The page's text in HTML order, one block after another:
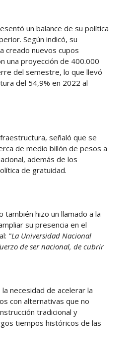
un balance de su política
Según indicó, su
creado nuevos cupos
una proyección de 400.000
del semestre, lo que llevó
del 54,9% en 2022 al
señaló que se
de medio billón de pesos a
además de los
de gratuidad.
también hizo un llamado a la
su presencia en el
"La Universidad Nacional
de ser nacional, de cubrir
necesidad de acelerar la
con alternativas que no
tradicional y
tiempos históricos de las